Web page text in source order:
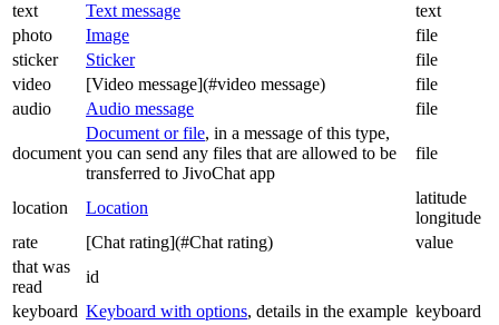
text
Text message
text
photo
Image
file
sticker
Sticker
file
video
[Video message](#video message)
file
audio
Audio message file
document
Document or file, in a message of this type,
you can send any files that are allowed to be
transferred to JivoChat app
file
location Location
latitude
longitude
rate
[Chat rating](#Chat rating)
value
that was
read
id
keyboard Keyboard with options, details in the example keyboard